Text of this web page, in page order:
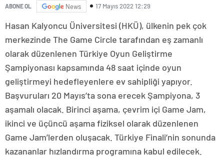
ABONE OL News 17 Mayıs 2022 12:29
Hasan Kalyoncu Üniversitesi (HKÜ), ülkenin pek çok
merkezinde The Game Circle tarafından eş zamanlı
olarak düzenlenen Türkiye Oyun Geliştirme
Şampiyonası kapsamında 48 saat içinde oyun
geliştirmeyi hedefleyenlere ev sahipliği yapıyor.
Başvuruları 20 Mayıs’ta sona erecek Şampiyona, 3
aşamalı olacak. Birinci aşama, çevrim içi Game Jam,
ikinci ve üçüncü aşama fiziksel olarak düzenlenen
Game Jam’lerden oluşacak. Türkiye Finali’nin sonunda
kazananlar hızlandırma programına kabul edilecek.